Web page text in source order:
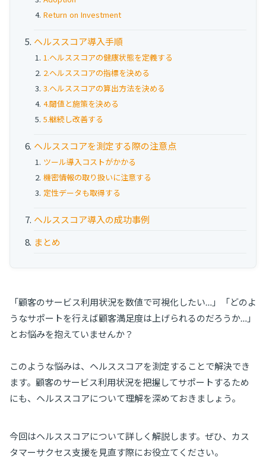
Return on Investment
ヘルススコア導入手順
1.ヘルススコアの健康状態を定義する
2.ヘルススコアの指標を決める
3.ヘルススコアの算出方法を決める
4.閾値と施策を決める
5.継続し改善する
ヘルススコアを測定する際の注意点
ツール導入コストがかかる
機密情報の取り扱いに注意する
定性データも取得する
ヘルススコア導入の成功事例
まとめ
「顧客のサービス利用状況を数値で可視化したい…」「どのよ
うなサポートを行えば顧客満足度は上げられるのだろうか…」
とお悩みを抱えていませんか？
このような悩みは、ヘルススコアを測定することで解決でき
ます。顧客のサービス利用状況を把握してサポートするため
にも、ヘルススコアについて理解を深めておきましょう。
今回はヘルススコアについて詳しく解説します。ぜひ、カス
タマーサクセス支援を見直す際にお役立てください。